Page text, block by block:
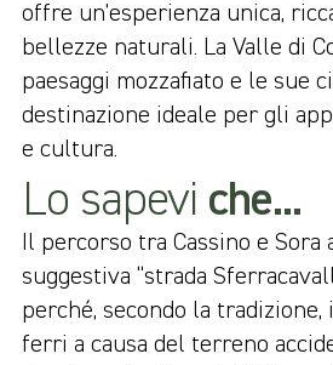
offre un’esperienza unica,
bellezze naturali. La Valle di
paesaggi mozzafiato e le sue
destinazione ideale per gli
e cultura.
Lo sapevi che...
Il percorso tra Cassino e Sora
suggestiva “strada
perché, secondo la
ferri a causa del terreno